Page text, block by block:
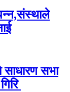
सभा